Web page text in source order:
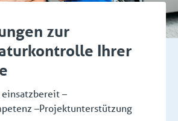
zur
Ihrer
–
–Projektunterstützung